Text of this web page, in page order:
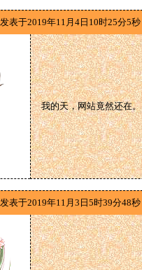
发表于2019年11月4日10时25分5秒
我的天，网站竟然还在。
发表于2019年11月3日5时39分48秒